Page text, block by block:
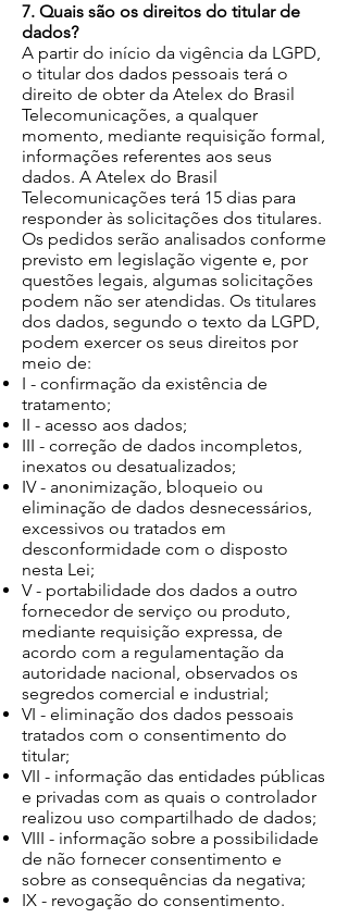
7. Quais são os direitos do titular de
dados?
A partir do início da vigência da LGPD,
o titular dos dados pessoais terá o
direito de obter da Atelex do Brasil
Telecomunicações, a qualquer
momento, mediante requisição formal,
informações referentes aos seus
dados. A Atelex do Brasil
Telecomunicações terá 15 dias para
responder às solicitações dos titulares.
Os pedidos serão analisados conforme
previsto em legislação vigente e, por
questões legais, algumas solicitações
podem não ser atendidas. Os titulares
dos dados, segundo o texto da LGPD,
podem exercer os seus direitos por
meio de:
I - confirmação da existência de
tratamento;
II - acesso aos dados;
III - correção de dados incompletos,
inexatos ou desatualizados;
IV - anonimização, bloqueio ou
eliminação de dados desnecessários,
excessivos ou tratados em
desconformidade com o disposto
nesta Lei;
V - portabilidade dos dados a outro
fornecedor de serviço ou produto,
mediante requisição expressa, de
acordo com a regulamentação da
autoridade nacional, observados os
segredos comercial e industrial;
VI - eliminação dos dados pessoais
tratados com o consentimento do
titular;
VII - informação das entidades públicas
e privadas com as quais o controlador
realizou uso compartilhado de dados;
VIII - informação sobre a possibilidade
de não fornecer consentimento e
sobre as consequências da negativa;
IX - revogação do consentimento.